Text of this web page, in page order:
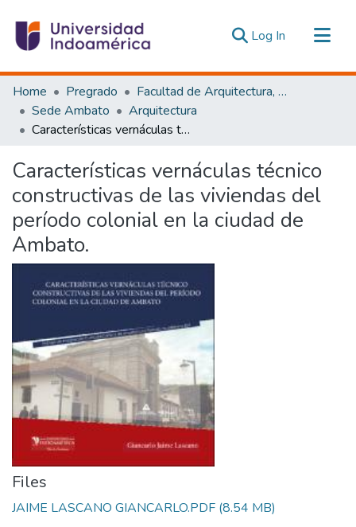
Log In (current)
Communities & Collections
All of DSpace
Statistics
Estadísticas Externas
Home Pregrado
Facultad de Arquitectura, Artes y Diseño
Sede Ambato
Arquitectura
Características vernáculas técnico constructivas de las viviendas del período colonial en la ciudad de Ambato.
Características vernáculas técnico
constructivas de las viviendas del
período colonial en la ciudad de
Ambato.
Files
JAIME LASCANO GIANCARLO.PDF (8.54 MB)